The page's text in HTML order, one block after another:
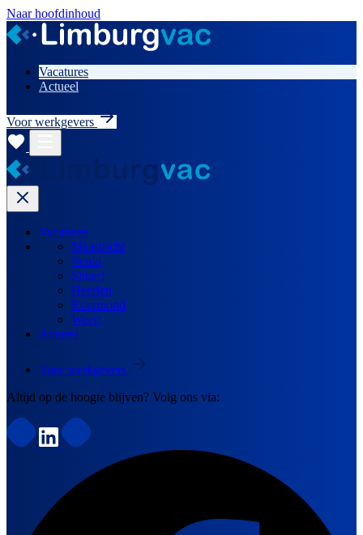
Naar hoofdinhoud
Vacatures
Actueel
Voor werkgevers
Vacatures
Maastricht
Venlo
Sittard
Heerlen
Roermond
Weert
Actueel
Voor werkgevers
Altijd op de hoogte blijven? Volg ons via: